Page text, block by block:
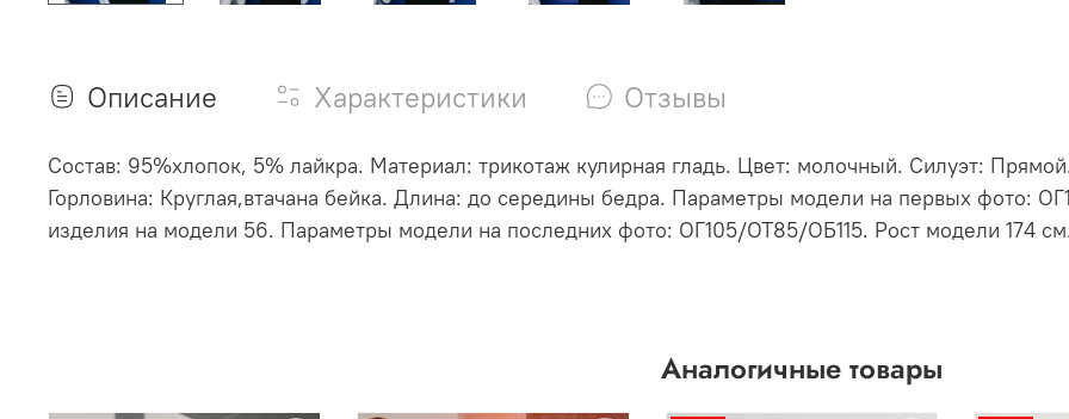
Описание Характеристики Отзывы
Состав: 95%хлопок, 5% лайкра. Материал: трикотаж кулирная гладь. Цвет: молочный. Силуэт:
Горловина: Круглая,втачана бейка. Длина: до середины бедра. Параметры модели на первых фото:
изделия на модели 56. Параметры модели на последних фото: ОГ105/ОТ85/ОБ115. Рост модели 174
Аналогичные товары